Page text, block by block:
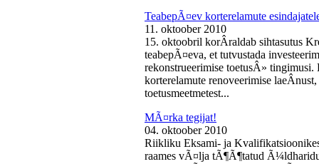
TeabepÃ¤ev korterelamute
11. oktoober 2010
15. oktoobril korÂ­raldab sihtasutus
teabepÃ¤eva, et tutvustada
rekonstrueerimise toetusÂ»
korterelamute renoveerimise
toetusmeetmetest...
MÃ¤rka tegijat!
04. oktoober 2010
Riikliku Eksami- ja
raames vÃ¤lja tÃ¶Ã¶tatud